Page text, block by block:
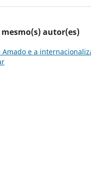
autor(es)
Amado e a